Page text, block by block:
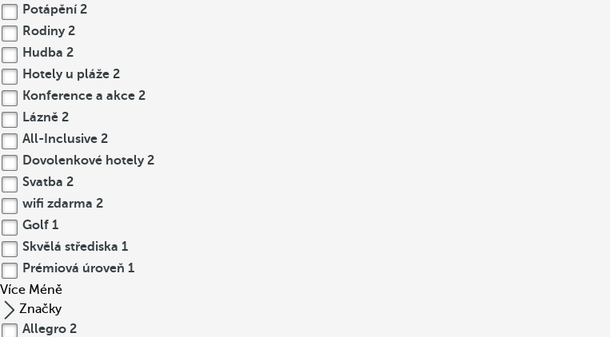
Potápění2
Rodiny 2
Hudba 2
Hotely u pláže 2
Konference a akce 2
Lázně 2
All-Inclusive 2
Dovolenkové hotely 2
Svatba 2
wifi zdarma 2
Golf 1
Skvělá střediska 1
Prémiová úroveň 1
Více Méně
Značky
Allegro 2